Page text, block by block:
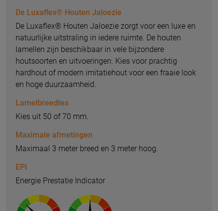
De Luxaflex® Houten Jaloezie
De Luxaflex® Houten Jaloezie zorgt voor een luxe en
natuurlijke uitstraling in iedere ruimte. De houten
lamellen zijn beschikbaar in vele bijzondere
houtsoorten en uitvoeringen. Kies voor prachtig
hardhout of modern imitatiehout voor een fraaie look
en hoge duurzaamheid.
Lamelbreedtes
Kies uit 50 of 70 mm.
Maximale afmetingen
Maximaal 3 meter breed en 3 meter hoog.
EPI
Energie Prestatie Indicator